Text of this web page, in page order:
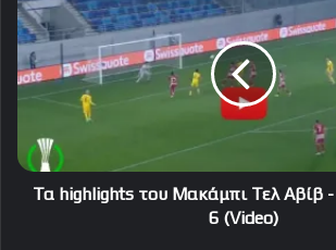
highlights
του
Μακάμπι
Τελ
Αβίβ
Ολυμπιακός
1-
Τα highlights του Μακάμπι Τελ Αβίβ
6 (Video)